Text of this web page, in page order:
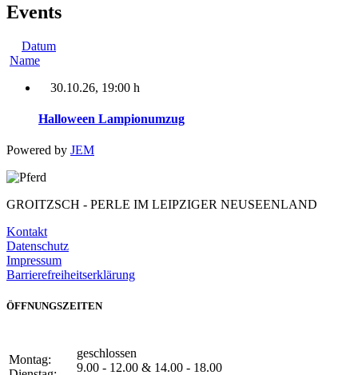
Events
Datum
Name
30.10.26, 19:00 h
Halloween Lampionumzug
Powered by JEM
GROITZSCH - PERLE IM LEIPZIGER NEUSEENLAND
Kontakt
Datenschutz
Impressum
Barrierefreiheitserklärung
ÖFFNUNGSZEITEN
Montag:
geschlossen
9.00 - 12.00 & 14.00 - 18.00